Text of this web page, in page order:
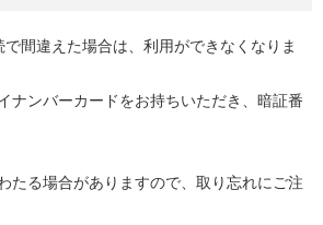
間違えた場合は、利用ができなくなりま
ンバーカードをお持ちいただき、暗証番
る場合がありますので、取り忘れにご注